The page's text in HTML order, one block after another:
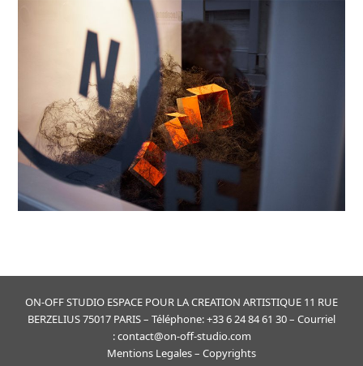
ON-OFF STUDIO ESPACE POUR LA CREATION ARTISTIQUE 11 RUE
BERZELIUS 75017 PARIS – Téléphone: +33 6 24 84 61 30 – Courriel
: contact@on-off-studio.com
Mentions Legales– Copyrights